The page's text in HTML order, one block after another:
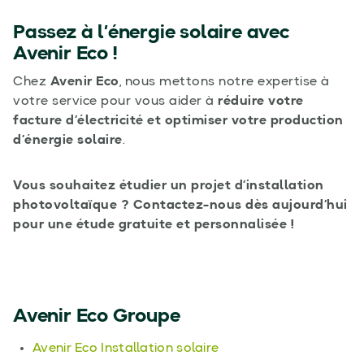
Passez à l’énergie solaire avec
Avenir Eco !
Chez Avenir Eco, nous mettons notre expertise à
votre service pour vous aider à réduire votre
facture d’électricité et optimiser votre production
d’énergie solaire.
Vous souhaitez étudier un projet d’installation
photovoltaïque ? Contactez-nous dès aujourd’hui
pour une étude gratuite et personnalisée !
Avenir Eco Groupe
Avenir Eco Installation solaire